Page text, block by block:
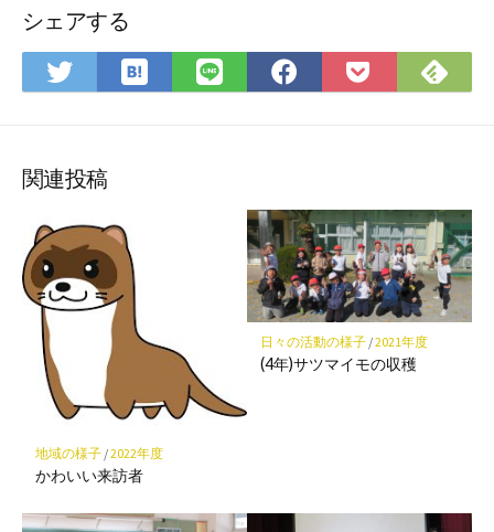
シェアする
Twitter
で
ア
は
て
保
存
LINE
で
Facebook
で
Pocket
に
で
関連投稿
地域の様子/2022年度
かわいい来訪者
日々の活動の様子/2021年度
(4年)サツマイモの収穫